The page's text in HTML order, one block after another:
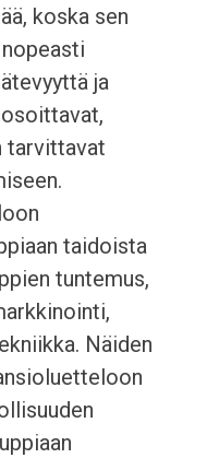
koska sen
ja
tarvittavat
taidoista
tuntemus,
Näiden